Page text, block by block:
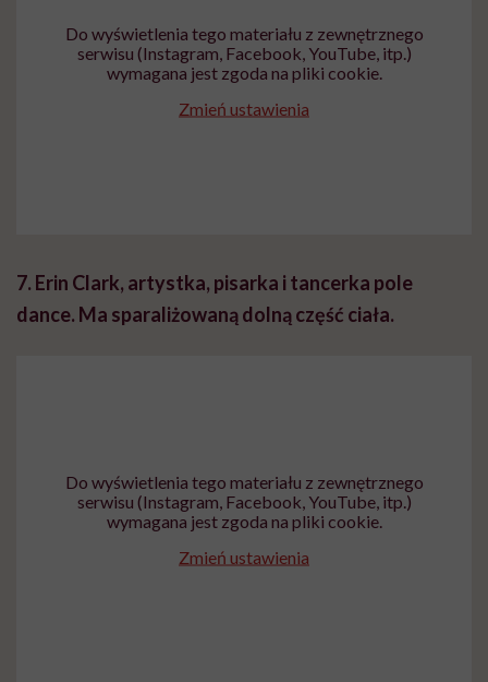
Do wyświetlenia tego materiału z zewnętrznego
serwisu (Instagram, Facebook, YouTube, itp.)
wymagana jest zgoda na pliki cookie.
Zmień ustawienia
7. Erin Clark, artystka, pisarka i tancerka pole
dance. Ma sparaliżowaną dolną część ciała.
Do wyświetlenia tego materiału z zewnętrznego
serwisu (Instagram, Facebook, YouTube, itp.)
wymagana jest zgoda na pliki cookie.
Zmień ustawienia